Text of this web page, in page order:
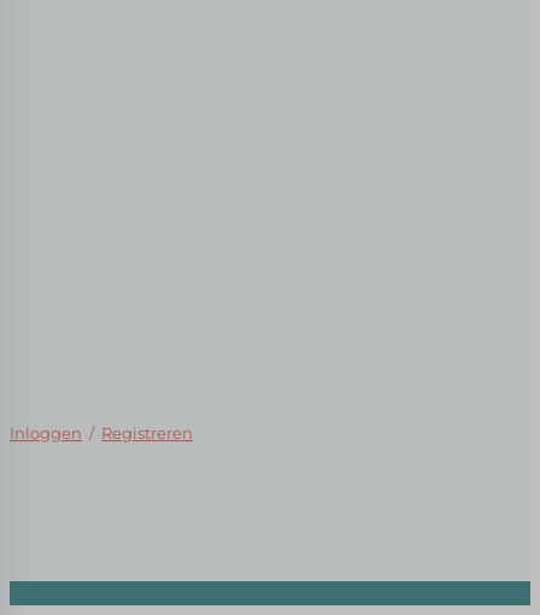
Inloggen / Registreren